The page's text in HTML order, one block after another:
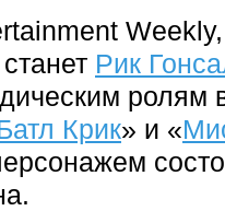
Рик
ролям
Крик» и «